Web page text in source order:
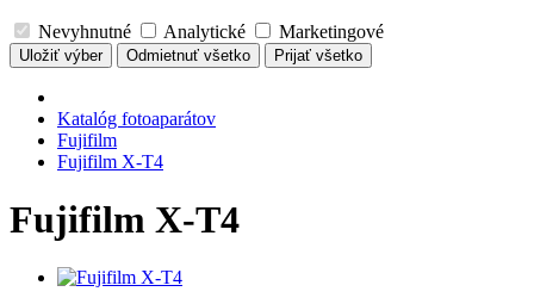
Nevyhnutné Analytické Marketingové
Uložiť výber Odmietnuť všetko Prijať všetko
Katalóg fotoaparátov
Fujifilm
Fujifilm X-T4
Fujifilm X-T4